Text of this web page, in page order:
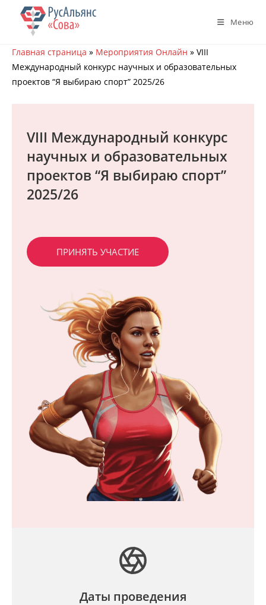
Перейти
содержимому
Меню
Главная страница » Мероприятия Онлайн » VIII
Международный конкурс научных и образовательных
проектов “Я выбираю спорт” 2025/26
VIII Международный конкурс
научных и образовательных
проектов “Я выбираю спорт”
2025/26
ПРИНЯТЬ УЧАСТИЕ
Даты проведения